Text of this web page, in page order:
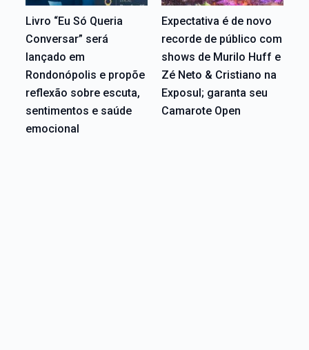
Livro “Eu Só Queria
Conversar” será
lançado em
Rondonópolis e propõe
reflexão sobre escuta,
sentimentos e saúde
emocional
Expectativa é de novo
recorde de público com
shows de Murilo Huff e
Zé Neto & Cristiano na
Exposul; garanta seu
Camarote Open